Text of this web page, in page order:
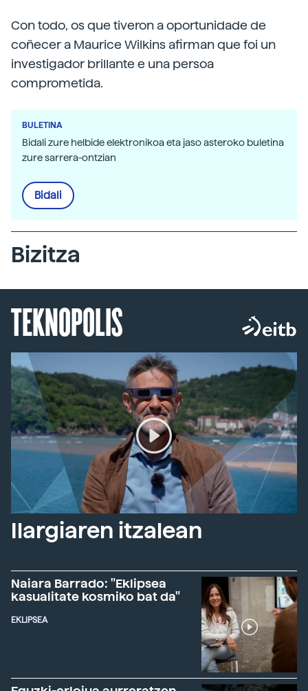
Con todo, os que tiveron a oportunidade de
coñecer a Maurice Wilkins afirman que foi un
investigador brillante e una persoa
comprometida.
BULETINA
Bidali zure helbide elektronikoa eta jaso asteroko buletina
zure sarrera-ontzian
Bidali
Bizitza
TEKNOPOLIS
Ilargiaren itzalean
Naiara Barrado: "Eklipsea
kasualitate kosmiko bat da"
EKLIPSEA